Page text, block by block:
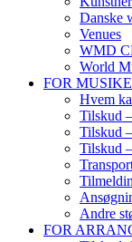
Danske
Venues
WMD
World
FOR
Hvem
Tilskud
Tilskud
Tilskud
Andre
FOR